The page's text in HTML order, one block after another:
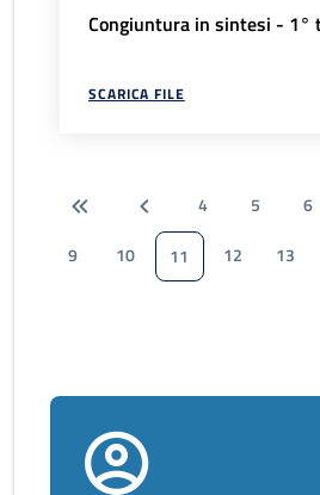
Congiuntura in sintesi - 1°
SCARICA FILE
4 5 6
9
10 11 12 13